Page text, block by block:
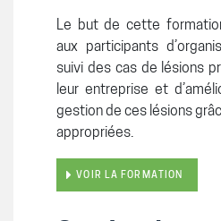
Le but de cette
aux participants
suivi des cas de lésions
leur entreprise et
gestion de ces lésions
appropriées.
VOIR LA FORMATION